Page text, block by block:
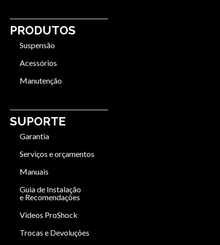
PRODUTOS
Suspensão
Acessórios
Manutenção
SUPORTE
Garantia
Serviços e orçamentos
Manuais
Guia de Instalação
e Recomendações
Videos ProShock
Trocas e Devoluções